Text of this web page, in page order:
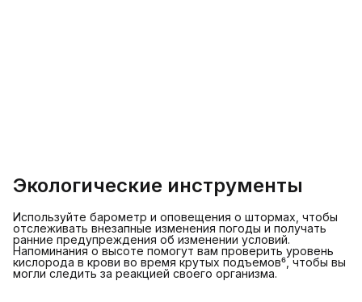
Экологические инструменты
Используйте барометр и оповещения о штормах, чтобы
отслеживать внезапные изменения погоды и получать
ранние предупреждения об изменении условий.
Напоминания о высоте помогут вам проверить уровень
кислорода в крови во время крутых подъемов⁶, чтобы вы
могли следить за реакцией своего организма.